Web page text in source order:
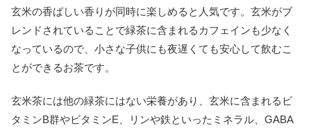
玄米の香ばしい香りが同時に楽しめると人気です。玄米がブ
レンドされていることで緑茶に含まれるカフェインも少なく
なっているので、小さな子供にも夜遅くても安心して飲むこ
とができるお茶です。
玄米茶には他の緑茶にはない栄養があり、玄米に含まれるビ
タミンB群やビタミンE、リンや鉄といったミネラル、GABA